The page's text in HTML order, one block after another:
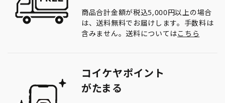
商品合計金額が税込5,000円以上の場合
は、送料無料でお届けします。手数料は
含みません。送料についてはこちら
コイケヤポイント
がたまる